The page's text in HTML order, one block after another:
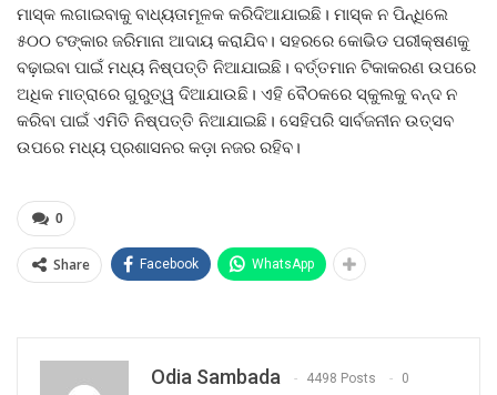
ମାସ୍କ ଲଗାଇବାକୁ ବାଧ୍ୟତାମୂଳକ କରିଦିଆଯାଇଛି। ମାସ୍କ ନ ପିନ୍ଧିଲେ
୫୦୦ ଟଙ୍କାର ଜରିମାନା ଆଦାୟ କରାଯିବ। ସହରରେ କୋଭିଡ ପରୀକ୍ଷଣକୁ
ବଢ଼ାଇବା ପାଇଁ ମଧ୍ୟ ନିଷ୍ପତ୍ତି ନିଆଯାଇଛି। ବର୍ତ୍ତମାନ ଟିକାକରଣ ଉପରେ
ଅଧିକ ମାତ୍ରାରେ ଗୁରୁତ୍ୱ ଦିଆଯାଉଛି। ଏହି ବୈଠକରେ ସ୍କୁଲକୁ ବନ୍ଦ ନ
କରିବା ପାଇଁ ଏମିତି ନିଷ୍ପତ୍ତି ନିଆଯାଇଛି। ସେହିପରି ସାର୍ବଜନୀନ ଉତ୍ସବ
ଉପରେ ମଧ୍ୟ ପ୍ରଶାସନର କଡ଼ା ନଜର ରହିବ।
0
Share Facebook WhatsApp
Odia Sambada 4498 Posts 0